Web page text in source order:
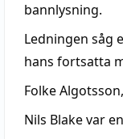
bannlysning.
Ledningen såg
hans fortsatta
Folke Algotsson,
Nils Blake var